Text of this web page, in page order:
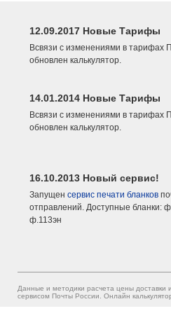
12.09.2017 Новые Тарифы
Всвязи с изменениями в тарифах
обновлен калькулятор.
14.01.2014 Новые Тарифы
Всвязи с изменениями в тарифах
обновлен калькулятор.
16.10.2013 Новый сервис!
Запущен сервис печати бланков
отправлений. Доступные бланки:
ф.113эн
Данные и методики расчета цены доставки
сервисом Почты России. Онлайн